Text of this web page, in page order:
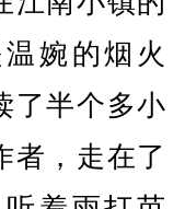
婉的烟火
了半个多小
者，走在了